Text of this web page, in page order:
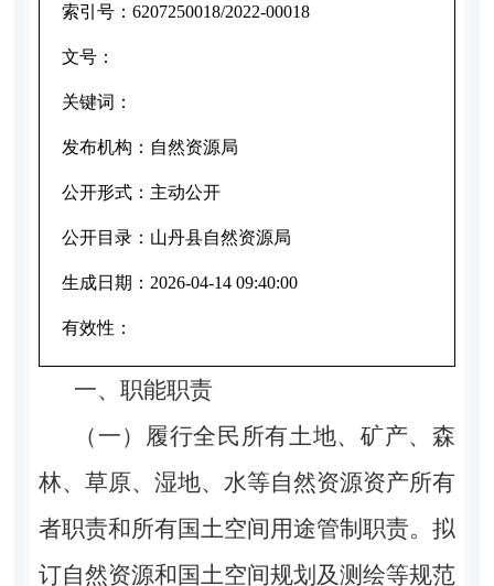
索引号： 6207250018/2022-00018
文号：
关键词：
发布机构： 自然资源局
公开形式： 主动公开
公开目录： 山丹县自然资源局
生成日期： 2026-04-14 09:40:00
有效性：
一、职能职责
（一）履行全民所有土地、矿产、森
林、草原、湿地、水等自然资源资产所有
者职责和所有国土空间用途管制职责。拟
订自然资源和国土空间规划及测绘等规范